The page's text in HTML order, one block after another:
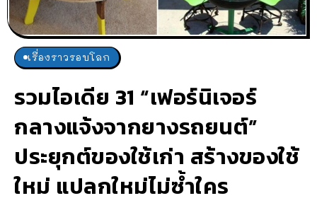
เรื่องราวรอบโลก
รวมไอเดีย 31 “เฟอร์นิเจอร์
กลางแจ้งจากยางรถยนต์”
ประยุกต์ของใช้เก่า สร้างของใช้
ใหม่ แปลกใหม่ไม่ซ้ำใคร